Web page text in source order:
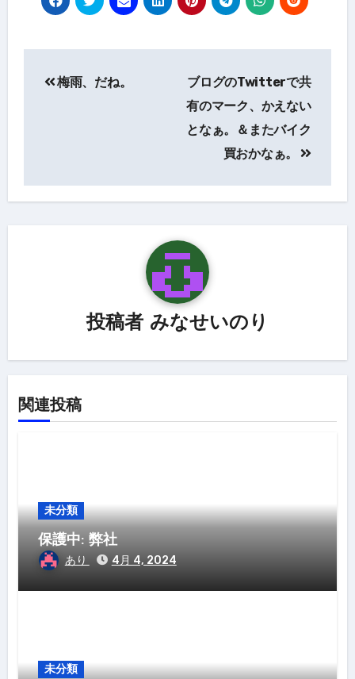
稿
ー
梅雨、だね。
ブログのTwitterで共
有のマーク、かえない
となぁ。＆またバイク
買おかなぁ。
投稿者 みなせいのり
関連投稿
未分類
保護中: 弊社
あり 4月 4, 2024
未分類